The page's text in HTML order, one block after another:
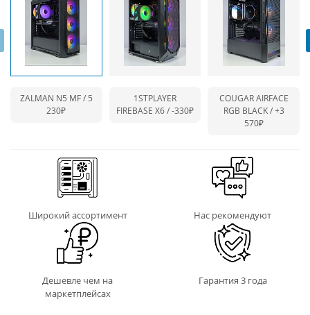
ZALMAN N5 MF / 5
230₽
1STPLAYER
FIREBASE X6 /-330₽
COUGAR AIRFACE
RGB BLACK /+3
570₽
Широкий ассортимент Нас рекомендуют
Дешевле чем на
маркетплейсах
Гарантия 3 года